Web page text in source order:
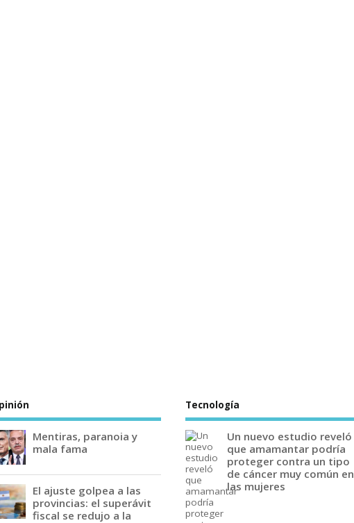
Mentiras, paranoia y
mala fama
El ajuste golpea a las
provincias: el superávit
fiscal se redujo a la
Tecnología
Un nuevo estudio reveló
que amamantar podría
proteger contra un tipo
de cáncer muy común en
las mujeres